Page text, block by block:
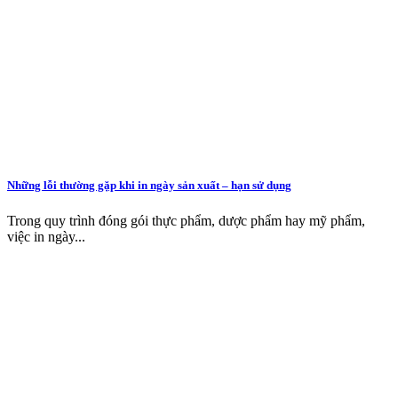
Những lỗi thường gặp khi in ngày sản xuất – hạn sử dụng
Trong quy trình đóng gói thực phẩm, dược phẩm hay mỹ phẩm,
việc in ngày...